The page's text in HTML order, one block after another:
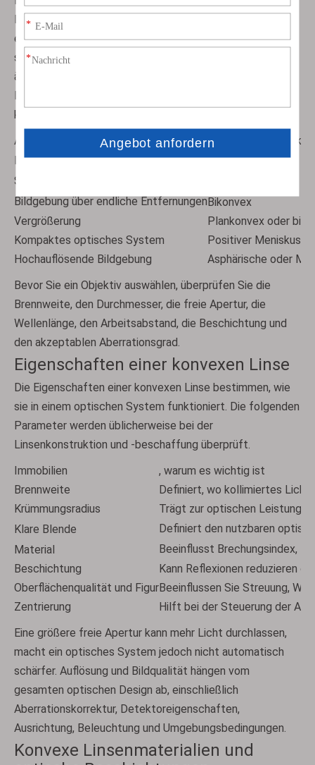
Fokussieren von kollimiertem Licht oder zum Kollimieren
einer Punktquelle verwendet. Eine bikonvexe Linse eignet
sich besser, wenn Objekt- und Bildentfernung relativ
ähnlich sind. Eine positive Meniskuslinse wird häufig in
kontrollieren und den Installationsraum zu reduzieren.
Anwendung
Empfohlener
Laserfokussierung
Planokonvex
Strahlkollimation
Bildgebung über endliche EntfernungenBikonvex
Vergrößerung
Plankonvex oder
Kompaktes optisches System
Positiver Meniskus
Hochauflösende Bildgebung
Asphärische oder
Bevor Sie ein Objektiv auswählen, überprüfen Sie die
Brennweite, den Durchmesser, die freie Apertur, die
Wellenlänge, den Arbeitsabstand, die Beschichtung und
den akzeptablen Aberrationsgrad.
Eigenschaften einer konvexen Linse
Die Eigenschaften einer konvexen Linse bestimmen, wie
sie in einem optischen System funktioniert. Die folgenden
Parameter werden üblicherweise bei der
Linsenkonstruktion und -beschaffung überprüft.
Immobilien
, warum es wichtig ist
Brennweite
Definiert, wo kollimiertes Licht
Krümmungsradius
Trägt zur optischen Leistung
Klare Blende
Definiert den nutzbaren
Material
Beeinflusst Brechungsindex,
Beschichtung
Kann Reflexionen reduzieren
Oberflächenqualität und FigurBeeinflussen Sie Streuung,
Zentrierung
Hilft bei der Steuerung der
Eine größere freie Apertur kann mehr Licht durchlassen,
macht ein optisches System jedoch nicht automatisch
schärfer. Auflösung und Bildqualität hängen vom
gesamten optischen Design ab, einschließlich
Aberrationskorrektur, Detektoreigenschaften,
Ausrichtung, Beleuchtung und Umgebungsbedingungen.
Konvexe Linsenmaterialien und